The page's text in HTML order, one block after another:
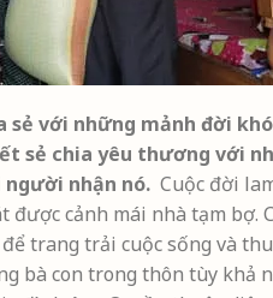
sẻ với những mảnh đời
sẻ chia yêu thương với
nhận nó. Cuộc đời
cảnh mái nhà tạm bợ.
trang trải cuộc sống và
bà con trong thôn tùy